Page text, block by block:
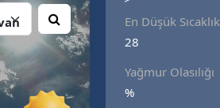
En Düşük Sıcaklık
28
Yağmur Olasılığı
%